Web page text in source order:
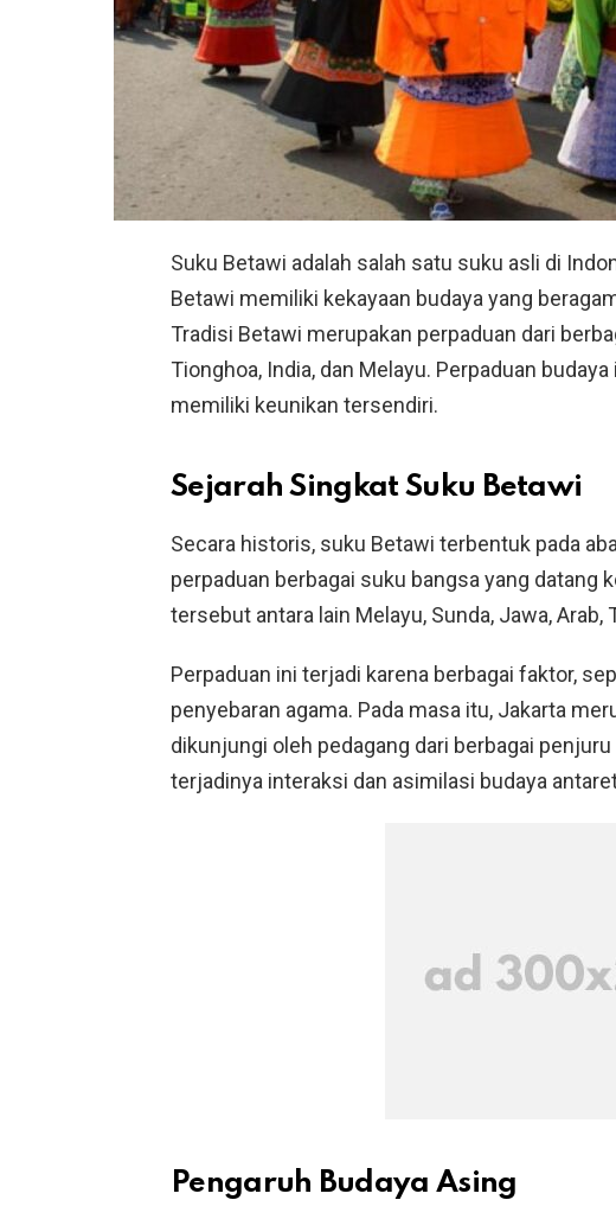
Suku Betawi adalah salah satu suku asli di
Betawi memiliki kekayaan budaya yang
Tradisi Betawi merupakan perpaduan dari
Tionghoa, India, dan Melayu. Perpaduan
memiliki keunikan tersendiri.
Sejarah Singkat Suku Betawi
Secara historis, suku Betawi terbentuk pada
perpaduan berbagai suku bangsa yang datang
tersebut antara lain Melayu, Sunda, Jawa, Arab,
Perpaduan ini terjadi karena berbagai faktor,
penyebaran agama. Pada masa itu, Jakarta
dikunjungi oleh pedagang dari berbagai
terjadinya interaksi dan asimilasi budaya
Pengaruh Budaya Asing